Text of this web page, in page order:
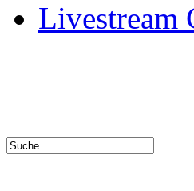
Livestream